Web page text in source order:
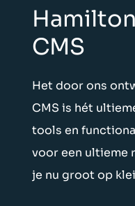
CMS
Het door ons
CMS is hét
tools en
voor een ultieme
je nu groot op